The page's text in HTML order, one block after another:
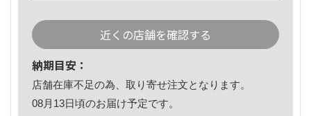
近くの店舗を確認する
納期目安：
店舗在庫不足の為、取り寄せ注文となります。
08月13日頃のお届け予定です。